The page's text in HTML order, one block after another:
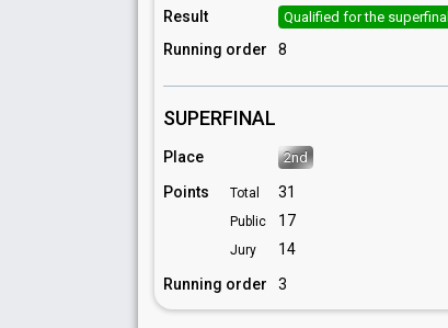
Result Qualified for the superfinal
Running order 8
SUPERFINAL
Place 2nd
Points Total 31
Public 17
Jury
14
Running order
3